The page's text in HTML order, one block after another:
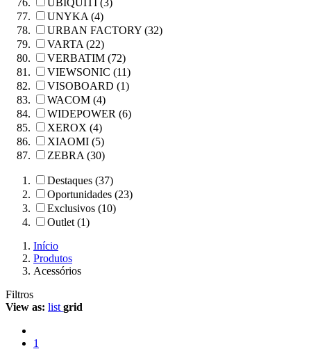
UBIQUITI (3)
UNYKA (4)
URBAN FACTORY (32)
VARTA (22)
VERBATIM (72)
VIEWSONIC (11)
VISOBOARD (1)
WACOM (4)
WIDEPOWER (6)
XEROX (4)
XIAOMI (5)
ZEBRA (30)
Destaques (37)
Oportunidades (23)
Exclusivos (10)
Outlet (1)
Início
Produtos
Acessórios
Filtros
View as: list grid
1